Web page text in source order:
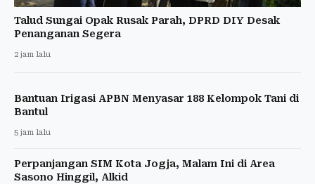
Talud Sungai Opak Rusak Parah, DPRD DIY Desak
Penanganan Segera
2 jam lalu
Bantuan Irigasi APBN Menyasar 188 Kelompok Tani di
Bantul
5 jam lalu
Perpanjangan SIM Kota Jogja, Malam Ini di Area
Sasono Hinggil, Alkid